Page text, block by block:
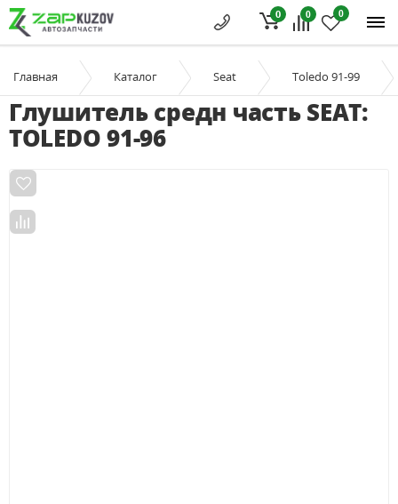
0 0
0
Главная Каталог Seat Toledo 91-99
Глушитель средн часть SEAT:
TOLEDO 91-96